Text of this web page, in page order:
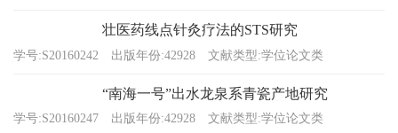
壮医药线点针灸疗法的STS研究
学号:S20160242 出版年份:42928 文献类型:学位论文类
“南海一号”出水龙泉系青瓷产地研究
学号:S20160247 出版年份:42928 文献类型:学位论文类